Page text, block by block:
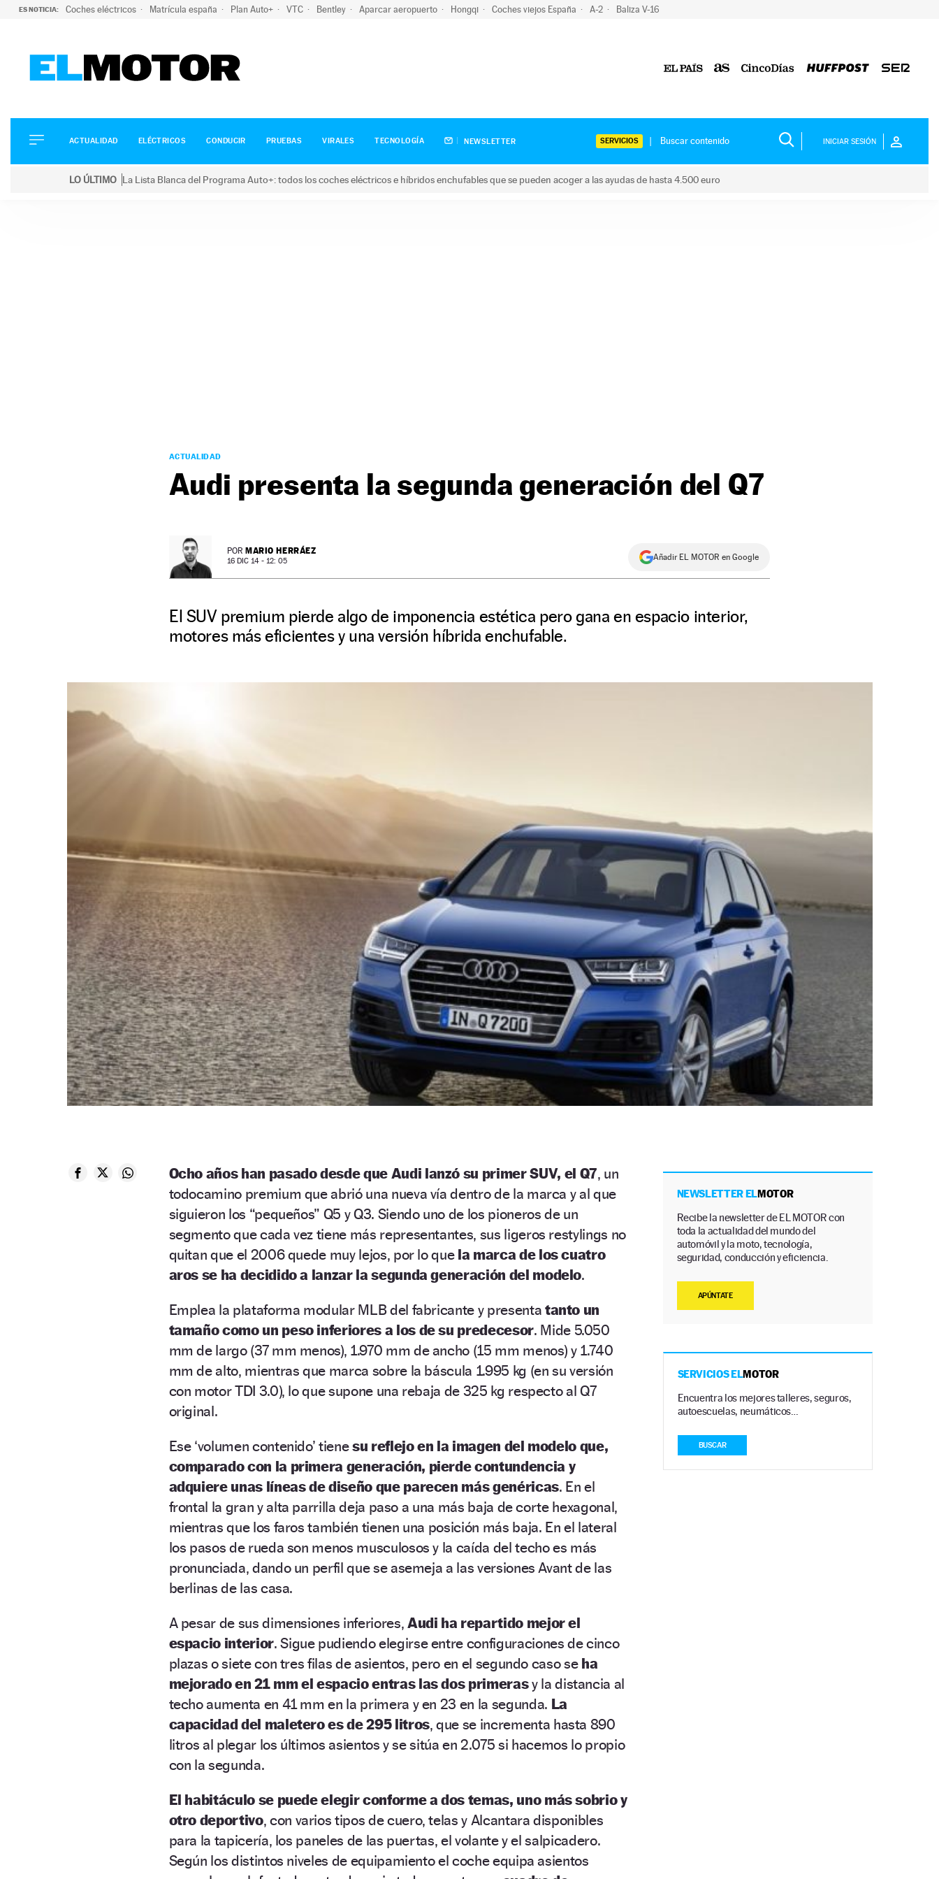
ES NOTICIA: Coches eléctricos Matrícula españa Plan Auto+ VTC Bentley Aparcar aeropuerto Hongqi Coches viejos España A-2 Baliza V-16
ELÉCTRICOS
CONDUCIR
ACTUALIDAD ELÉCTRICOS CONDUCIR PRUEBAS VIRALES TECNOLOGÍA NEWSLETTER SERVICIOS INICIAR SESIÓN
LO ÚLTIMO La Lista Blanca del Programa Auto+: todos los coches eléctricos e híbridos enchufables que se pueden acoger a las ayudas de hasta 4.500 euro
ACTUALIDAD
Audi presenta la segunda generación del Q7
POR MARIO HERRÁEZ
16 DIC 14 - 12: 05 Añadir EL MOTOR en Google
El SUV premium pierde algo de imponencia estética pero gana en espacio interior,
motores más eficientes y una versión híbrida enchufable.
Ocho años han pasado desde que Audi lanzó su primer SUV, el Q7, un
todocamino premium que abrió una nueva vía dentro de la marca y al que
siguieron los “pequeños” Q5 y Q3. Siendo uno de los pioneros de un
segmento que cada vez tiene más representantes, sus ligeros restylings no
quitan que el 2006 quede muy lejos, por lo que la marca de los cuatro
aros se ha decidido a lanzar la segunda generación del modelo.
Emplea la plataforma modular MLB del fabricante y presenta tanto un
tamaño como un peso inferiores a los de su predecesor. Mide 5.050
mm de largo (37 mm menos), 1.970 mm de ancho (15 mm menos) y 1.740
mm de alto, mientras que marca sobre la báscula 1.995 kg (en su versión
con motor TDI 3.0), lo que supone una rebaja de 325 kg respecto al Q7
original.
Ese ‘volumen contenido’ tienesu reflejo en la imagen del modelo que,
comparado con la primera generación, pierde contundencia y
adquiere unas líneas de diseño que parecen más genéricas. En el
frontal la gran y alta parrilla deja paso a una más baja de corte hexagonal,
mientras que los faros también tienen una posición más baja. En el lateral
los pasos de rueda son menos musculosos y la caída del techo es más
pronunciada, dando un perfil que se asemeja a las versiones Avant de las
berlinas de las casa.
A pesar de sus dimensiones inferiores, Audi ha repartido mejor el
espacio interior. Sigue pudiendo elegirse entre configuraciones de cinco
plazas o siete con tres filas de asientos, pero en el segundo caso se ha
mejorado en 21 mm el espacio entras las dos primerasy la distancia al
techo aumenta en 41 mm en la primera y en 23 en la segunda. La
capacidad del maletero es de 295 litros, que se incrementa hasta 890
litros al plegar los últimos asientos y se sitúa en 2.075 si hacemos lo propio
con la segunda.
El habitáculo se puede elegir conforme a dos temas, uno más sobrio y
otro deportivo, con varios tipos de cuero, telas y Alcantara disponibles
para la tapicería, los paneles de las puertas, el volante y el salpicadero.
Según los distintos niveles de equipamiento el coche equipa asientos
NEWSLETTER ELMOTOR
Recibe la newsletter de EL MOTOR con
toda la actualidad del mundo del
automóvil y la moto, tecnología,
seguridad, conducción y eficiencia.
APÚNTATE
SERVICIOS ELMOTOR
Encuentra los mejores talleres, seguros,
autoescuelas, neumáticos…
BUSCAR